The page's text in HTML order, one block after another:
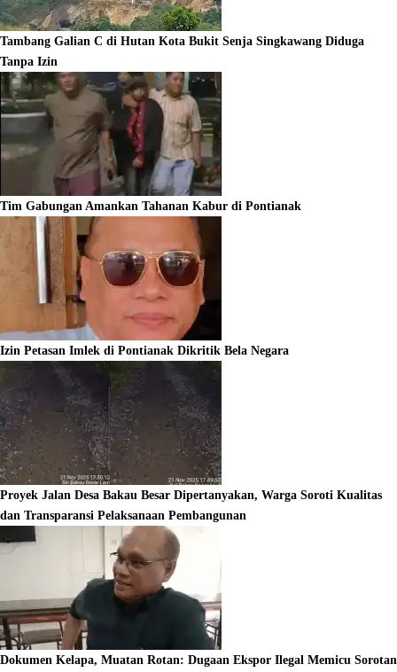
Tambang Galian C di Hutan Kota Bukit Senja Singkawang Diduga
Tanpa Izin
Tim Gabungan Amankan Tahanan Kabur di Pontianak
Izin Petasan Imlek di Pontianak Dikritik Bela Negara
Proyek Jalan Desa Bakau Besar Dipertanyakan, Warga Soroti Kualitas
dan Transparansi Pelaksanaan Pembangunan
Dokumen Kelapa, Muatan Rotan: Dugaan Ekspor Ilegal Memicu Sorotan